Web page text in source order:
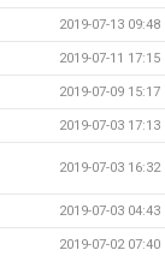
2019-07-13 09:48
2019-07-11 17:15
2019-07-09 15:17
2019-07-03 17:13
2019-07-03 16:32
2019-07-03 04:43
2019-07-02 07:40